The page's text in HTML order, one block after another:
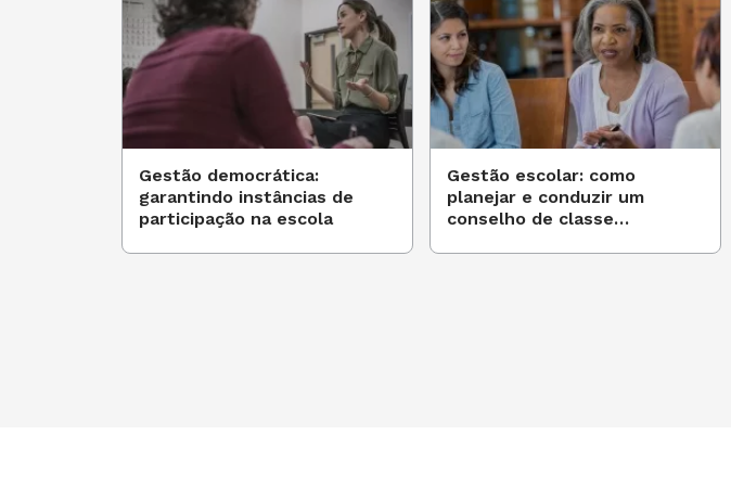
Gestão democrática:
garantindo instâncias de
participação na escola
Gestão escolar: como
planejar e conduzir um
conselho de classe